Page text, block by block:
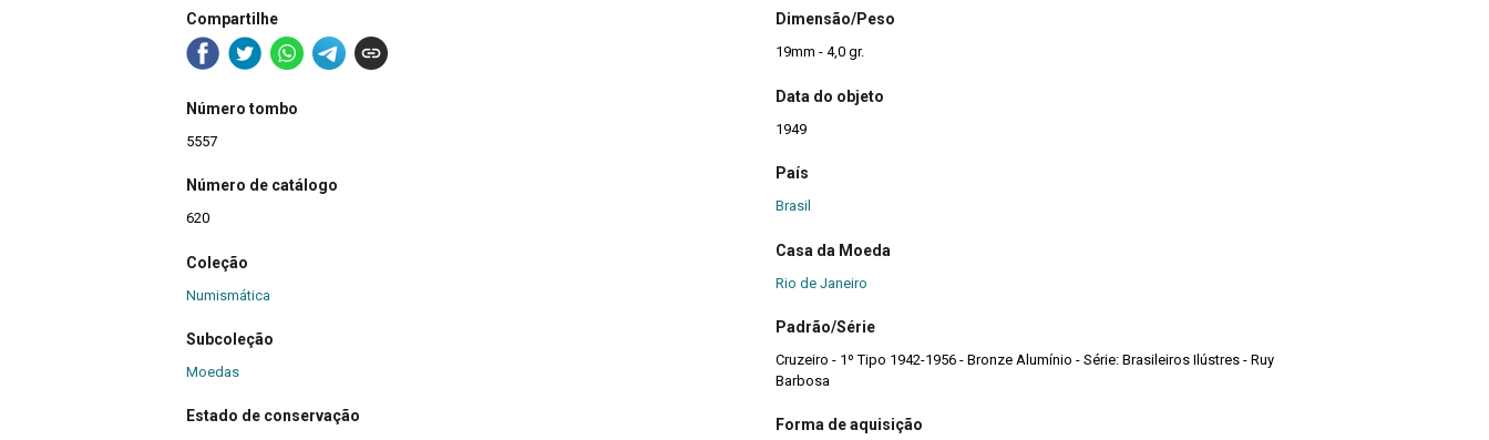
Compartilhe
Número tombo
5557
Número de catálogo
620
Coleção
Numismática
Subcoleção
Moedas
Estado de conservação
Dimensão/Peso
19mm - 4,0 gr.
Data do objeto
1949
País
Brasil
Casa da Moeda
Rio de Janeiro
Padrão/Série
Cruzeiro - 1º Tipo 1942-1956 - Bronze Alumínio - Série: Brasileiros Ilústres - Ruy
Barbosa
Forma de aquisição